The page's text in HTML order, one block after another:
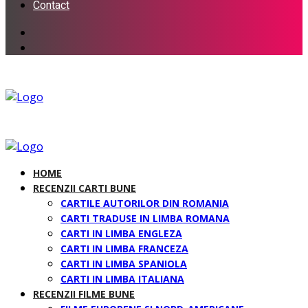
Contact
HOME
RECENZII CARTI BUNE
CARTILE AUTORILOR DIN ROMANIA
CARTI TRADUSE IN LIMBA ROMANA
CARTI IN LIMBA ENGLEZA
CARTI IN LIMBA FRANCEZA
CARTI IN LIMBA SPANIOLA
CARTI IN LIMBA ITALIANA
RECENZII FILME BUNE